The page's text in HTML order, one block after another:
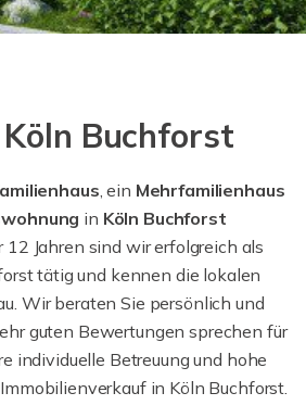
Buchforst
, ein Mehrfamilienhaus
in Köln Buchforst
12 Jahren sind wir erfolgreich als
tätig und kennen die lokalen
Wir beraten Sie persönlich und
guten Bewertungen sprechen für
individuelle Betreuung und hohe
in Köln Buchforst.